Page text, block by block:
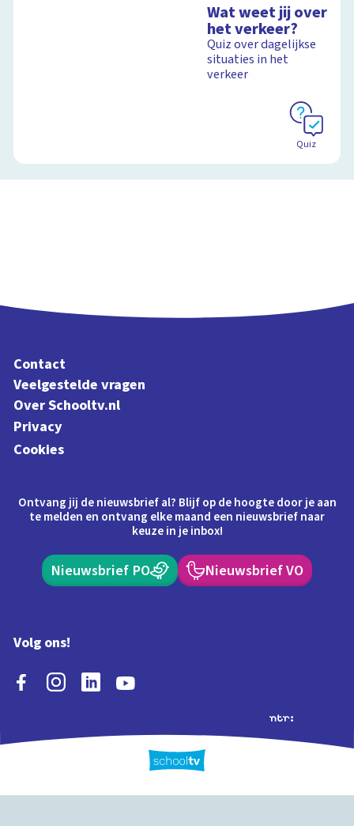
Wat weet jij over
het verkeer?
Quiz over dagelijkse
situaties in het
verkeer
Quiz
Contact
Veelgestelde vragen
Over Schooltv.nl
Privacy
Cookies
Ontvang jij de nieuwsbrief al? Blijf op de hoogte door je aan
te melden en ontvang elke maand een nieuwsbrief naar
keuze in je inbox!
Nieuwsbrief PO Nieuwsbrief VO
Volg ons!